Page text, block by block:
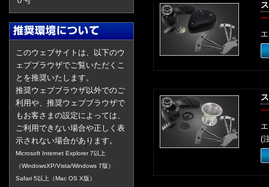
このウェブサイトは、以下のウ
ェブブラウザでご覧いただくこ
とを推奨いたします。
推奨ウェブブラウザ以外でのご
利用や、推奨ウェブブラウザで
もお客さまの設定によっては、
ご利用できない場合や正しく表
示されない場合があります。
Microsoft Internet Explorer 7以上
（WindowsXP/Vista/Windows 7版）
Safari 5以上（Mac OS X版）
(